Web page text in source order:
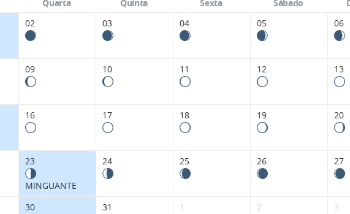
Lua
Quarta Quinta Sexta Sábado
02 03 04 05 06
09 10 11 12 13
16 17 18 19 20
23
MINGUANTE
24 25 26 27
30 31 1 2 3